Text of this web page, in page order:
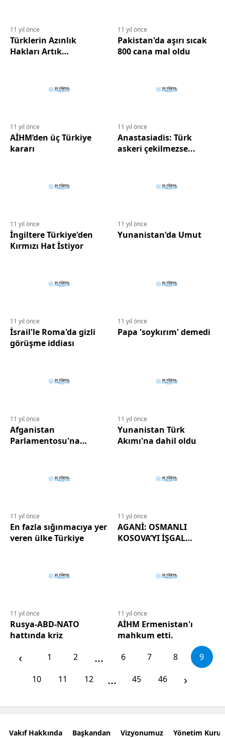
11 yıl önce
Türklerin Azınlık
Hakları Artık
11 yıl önce
Pakistan'da aşırı sıcak
800 cana mal oldu
11 yıl önce
AİHM’den üç Türkiye
kararı
11 yıl önce
Anastasiadis: Türk
askeri çekilmezse...
11 yıl önce
İngiltere Türkiye'den
Kırmızı Hat İstiyor
11 yıl önce
Yunanistan'da Umut
11 yıl önce
İsrail'le Roma'da gizli
görüşme iddiası
11 yıl önce
Papa 'soykırım' demedi
11 yıl önce
Afganistan
Parlamentosu'na
11 yıl önce
Yunanistan Türk
Akımı'na dahil oldu
11 yıl önce
En fazla sığınmacıya yer
veren ülke Türkiye
11 yıl önce
AGANİ: OSMANLI
KOSOVA’YI İŞGAL
11 yıl önce
Rusya-ABD-NATO
hattında kriz
11 yıl önce
AİHM Ermenistan'ı
mahkum etti.
‹ 1 2 ... 6 7 8
9
10
11 12 ... 45 46 ›
Vakıf Hakkında Başkandan Vizyonumuz Yönetim